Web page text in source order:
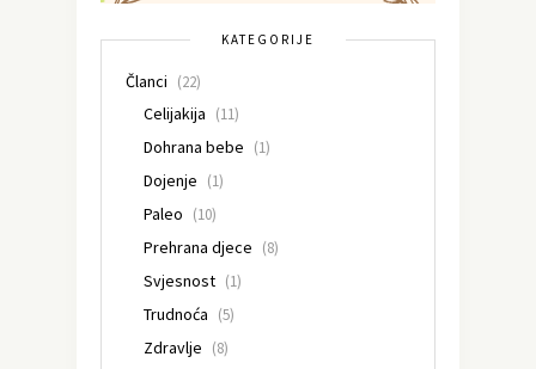
KATEGORIJE
Članci (22)
Celijakija (11)
Dohrana bebe (1)
Dojenje (1)
Paleo (10)
Prehrana djece (8)
Svjesnost (1)
Trudnoća (5)
Zdravlje (8)